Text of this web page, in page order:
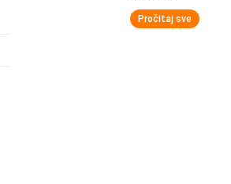
Pročitaj sve